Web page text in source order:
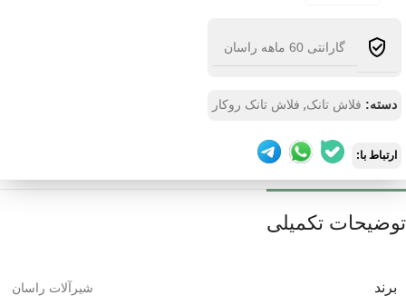
گارانتی 60 ماهه راسان
دسته: فلاش تانک, فلاش تانک روکار
ارتباط با:
توضیحات تکمیلی
برند شیرآلات راسان